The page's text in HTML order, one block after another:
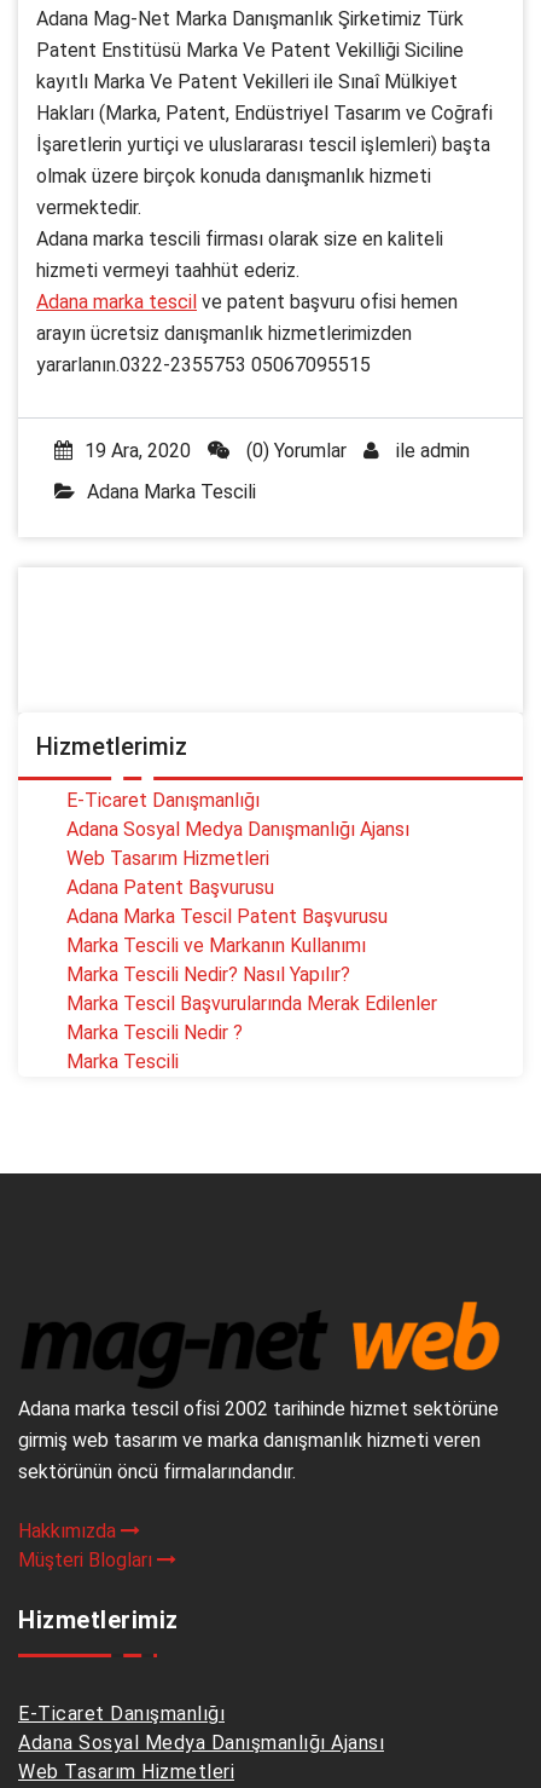
Adana Mag-Net Marka Danışmanlık Şirketimiz Türk
Patent Enstitüsü Marka Ve Patent Vekilliği Siciline
kayıtlı Marka Ve Patent Vekilleri ile Sınaî Mülkiyet
Hakları (Marka, Patent, Endüstriyel Tasarım ve Coğrafi
İşaretlerin yurtiçi ve uluslararası tescil işlemleri) başta
olmak üzere birçok konuda danışmanlık hizmeti
vermektedir.
Adana marka tescili firması olarak size en kaliteli
hizmeti vermeyi taahhüt ederiz.
Adana marka tescil ve patent başvuru ofisi hemen
arayın ücretsiz danışmanlık hizmetlerimizden
yararlanın.0322-2355753 05067095515
19 Ara, 2020 (0) Yorumlar ile admin
Adana Marka Tescili
Hizmetlerimiz
E-Ticaret Danışmanlığı
Adana Sosyal Medya Danışmanlığı Ajansı
Web Tasarım Hizmetleri
Adana Patent Başvurusu
Adana Marka Tescil Patent Başvurusu
Marka Tescili ve Markanın Kullanımı
Marka Tescili Nedir? Nasıl Yapılır?
Marka Tescil Başvurularında Merak Edilenler
Marka Tescili Nedir ?
Marka Tescili
Adana marka tescil ofisi 2002 tarihinde hizmet sektörüne
girmiş web tasarım ve marka danışmanlık hizmeti veren
sektörünün öncü firmalarındandır.
Hakkımızda
Müşteri Blogları
Hizmetlerimiz
E-Ticaret Danışmanlığı
Adana Sosyal Medya Danışmanlığı Ajansı
Web Tasarım Hizmetleri